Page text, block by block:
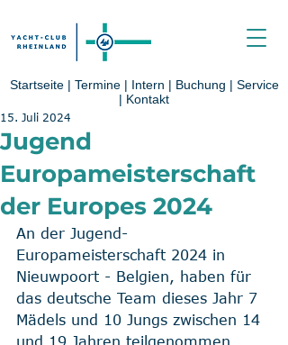
Startseite| Termine | Intern | Buchung | Service
| Kontakt
Jugend
Europameisterschaft
der Europes 2024
15. Juli 2024
An der Jugend-
Europameisterschaft 2024 in
Nieuwpoort - Belgien, haben für
das deutsche Team dieses Jahr 7
Mädels und 10 Jungs zwischen 14
und 19 Jahren teilgenommen,